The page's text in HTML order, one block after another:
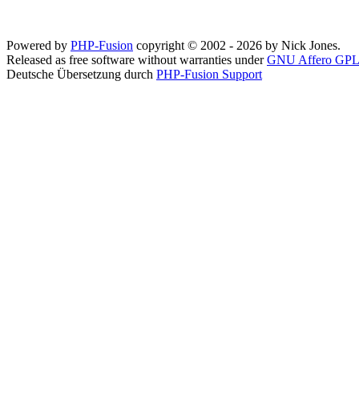
Powered by PHP-Fusion copyright © 2002 - 2026 by Nick Jones.
Released as free software without warranties underGNU Affero GPL
Deutsche Übersetzung durch PHP-Fusion Support